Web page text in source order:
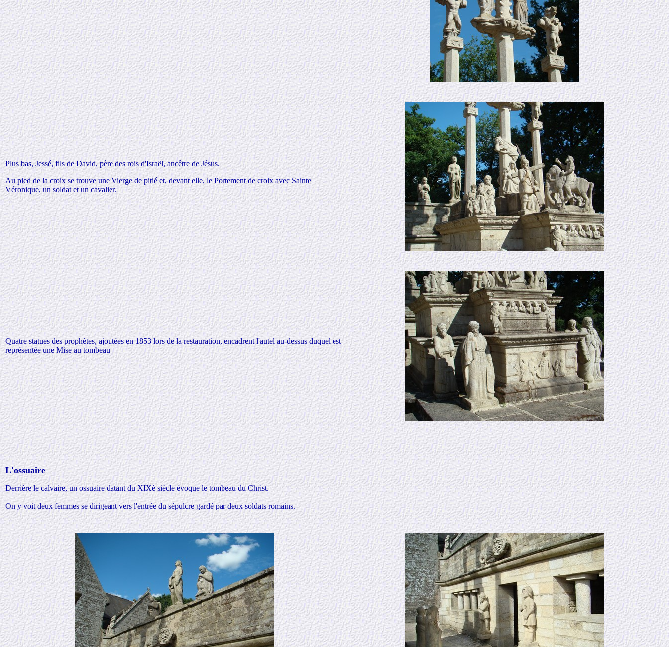
Plus bas, Jessé, fils de David, père des rois d'Israël, ancêtre de Jésus.
Au pied de la croix se trouve une Vierge de pitié et, devant elle, le Portement de croix avec Sainte
Véronique, un soldat et un cavalier.
Quatre statues des prophètes, ajoutées en 1853 lors de la restauration, encadrent l'autel au-dessus duquel est
représentée une Mise au tombeau.
L'ossuaire
Derrière le calvaire, un ossuaire datant du XIXè siècle évoque le tombeau du Christ.
On y voit deux femmes se dirigeant vers l'entrée du sépulcre gardé par deux soldats romains.